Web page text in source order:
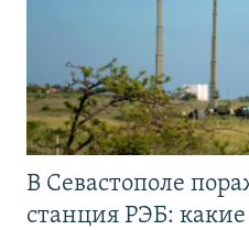
В Севастополе
станция РЭБ: какие